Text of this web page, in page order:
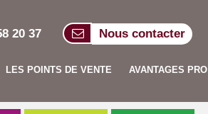
20 37 Nous contacter
AVANTAGES PRO
LES POINTS DE VENTE